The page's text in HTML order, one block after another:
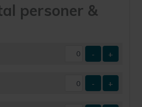
personer &
- +
- +